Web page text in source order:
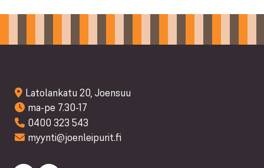
Latolankatu 20, Joensuu
ma-pe 7.30-17
0400 323 543
myynti@joenleipurit.fi